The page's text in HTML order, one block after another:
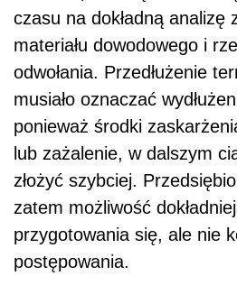
czasu na dokładną analizę
materiału dowodowego i
odwołania. Przedłużenie
musiało oznaczać
ponieważ środki
lub zażalenie, w dalszym
złożyć szybciej.
zatem możliwość
przygotowania się, ale nie
postępowania.